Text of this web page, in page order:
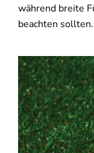
während breite
beachten sollten.